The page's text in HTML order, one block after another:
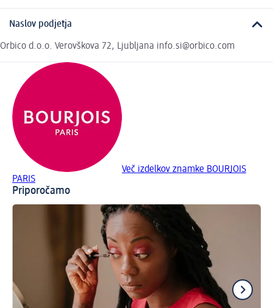
Naslov podjetja
Orbico d.o.o. Verovškova 72, Ljubljana info.si@orbico.com
Več izdelkov znamke BOURJOIS
PARIS
Priporočamo